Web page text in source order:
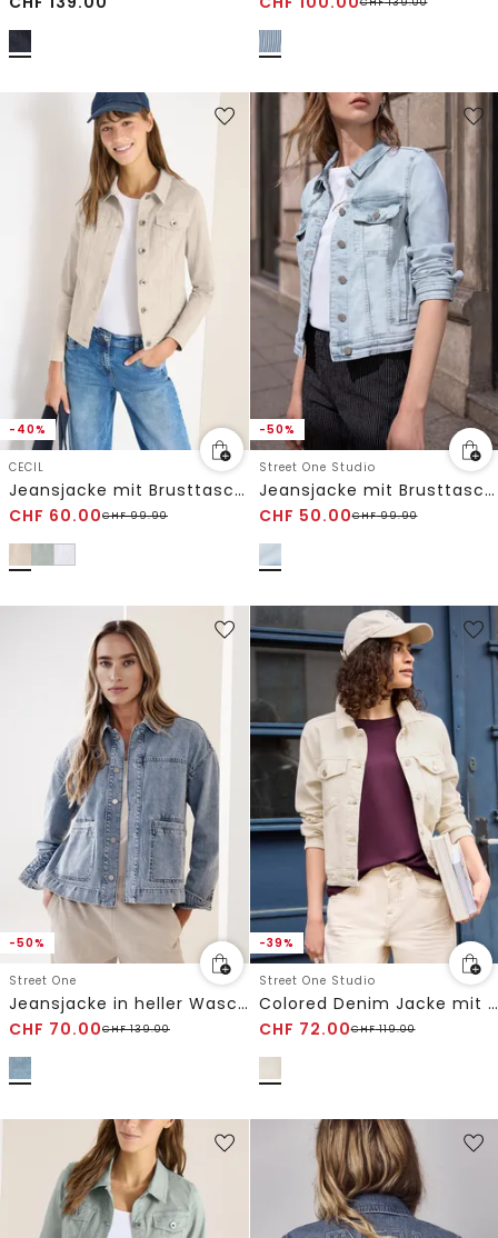
-40%
CECIL
Jeansjacke mit Brusttaschen und Knöpfen
CHF 60.00CHF99.90
-50%
Street One Studio
Jeansjacke mit Brusttaschen und Knöpfen
CHF 50.00CHF99.90
-50%
Street One
Jeansjacke in heller Waschung
CHF 70.00CHF139.00
-39%
Street One Studio
Colored Denim Jacke mit Brusttaschen
CHF 72.00CHF119.00